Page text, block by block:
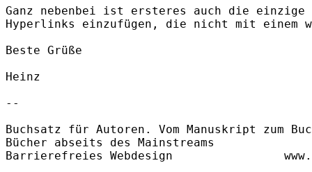
Ganz nebenbei ist ersteres auch die einzige
Hyperlinks einzufügen, die nicht mit einem
Beste Grüße
Heinz
--
Buchsatz für Autoren. Vom Manuskript zum
Bücher abseits des Mainstreams
Barrierefreies Webdesign